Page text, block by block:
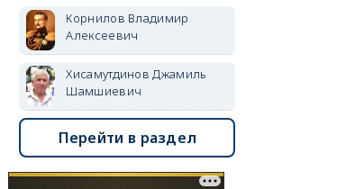
Корнилов Владимир
Алексеевич
Хисамутдинов Джамиль
Шамшиевич
Перейти в раздел